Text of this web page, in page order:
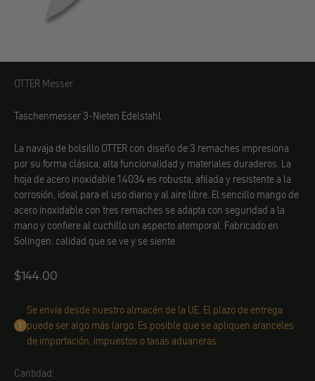
OTTER Messer
OTTER Messer
Taschenmesser 3-Nieten Edelstahl
La navaja de bolsillo OTTER con diseño de 3 remaches impresiona
por su forma clásica, alta funcionalidad y materiales duraderos. La
hoja de acero inoxidable 1.4034 es robusta, afilada y resistente a la
corrosión, ideal para el uso diario y al aire libre. El sencillo mango de
acero inoxidable con tres remaches se adapta con seguridad a la
mano y confiere al cuchillo un aspecto atemporal. Fabricado en
Solingen: calidad que se ve y se siente.
Angebot
$144.00
Se envía desde nuestro almacén de la UE. El plazo de entrega
puede ser algo más largo. Es posible que se apliquen aranceles
de importación, impuestos o tasas aduaneras.
Cantidad: